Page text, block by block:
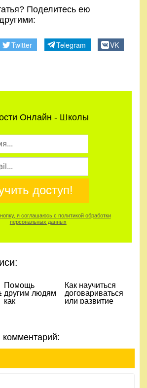
Поделитесь ею
Twitter Telegram
VK
Онлайн - Школы
доступ!
я соглашаюсь с политикой обработки
персональных данных
Помощь
другим людям
как
Как научиться
договариваться
или развитие
комментарий: